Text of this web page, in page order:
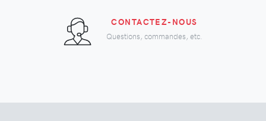
CONTACTEZ-NOUS
Questions, commandes, etc.